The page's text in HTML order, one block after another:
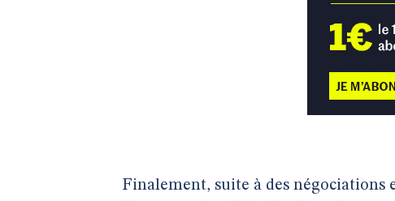
Finalement, suite à des